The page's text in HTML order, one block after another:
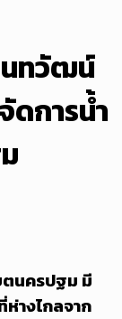
นทวัฒน์
ดการน้ำ
ตนครปฐม มี
างไกลจาก